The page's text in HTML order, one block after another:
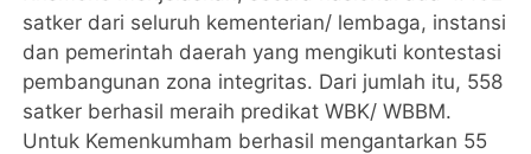
satker dari seluruh kementerian/ lembaga, instansi
dan pemerintah daerah yang mengikuti kontestasi
pembangunan zona integritas. Dari jumlah itu, 558
satker berhasil meraih predikat WBK/ WBBM.
Untuk Kemenkumham berhasil mengantarkan 55